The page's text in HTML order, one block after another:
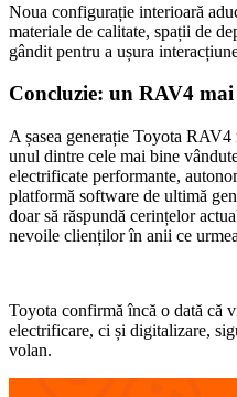
Noua configurație interioară
materiale de calitate, spații de
gândit pentru a ușura
Concluzie: un RAV4
A șasea generație Toyota
unul dintre cele mai bine
electrificate performante,
platformă software de ultimă
doar să răspundă cerințelor
nevoile clienților în anii ce
Toyota confirmă încă o dată că
electrificare, ci și digitalizare,
volan.